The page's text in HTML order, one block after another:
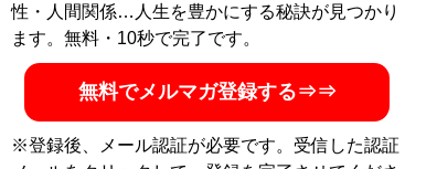
性・人間関係…人生を豊かにする秘訣が見つかり
ます。無料・10秒で完了です。
無料でメルマガ登録する⇒⇒
※登録後、メール認証が必要です。受信した認証